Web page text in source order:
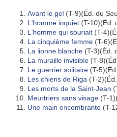
Avant le gel (T-9)(Éd. du
L'homme inquiet (T-10)(Éd.
L'homme qui souriait (T-
La cinquième femme (T-
La lionne blanche (T-3)(Éd.
La muraille invisible (T-
Le guerrier solitaire (T-
Les chiens de Riga (T-
Les morts de la Saint-Jean
Meurtriers sans visage (T-
Une main encombrante (T-